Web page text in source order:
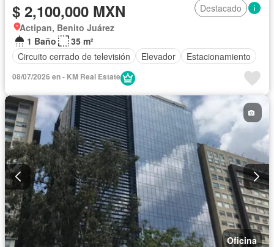
$ 2,100,000 MXN
Destacado
Actipan, Benito Juárez
1 Baño
35 m²
Circuito cerrado de televisión
Elevador Estacionamiento
08/07/2026 en - KM Real Estate
Oficina